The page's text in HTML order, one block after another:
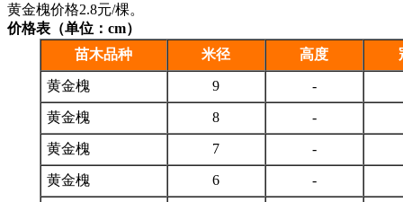
黄金槐价格2.8元/棵。
价格表（单位：cm）
苗木品种
米径 高度
黄金槐 9 -
黄金槐 8 -
黄金槐 7 -
黄金槐 6 -